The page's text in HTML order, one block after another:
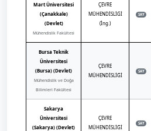
Mart Üniversitesi
(Çanakkale)
(Devlet)
Mühendislik Fakültesi
ÇEVRE
MÜHENDİSLİĞİ
(İng.)
SAY
Bursa Teknik
Üniversitesi
(Bursa) (Devlet)
Mühendislik ve Doğa
Bilimleri Fakültesi
ÇEVRE
MÜHENDİSLİĞİ
SAY
Sakarya
Üniversitesi
(Sakarya) (Devlet)
ÇEVRE
MÜHENDİSLİĞİ
SAY